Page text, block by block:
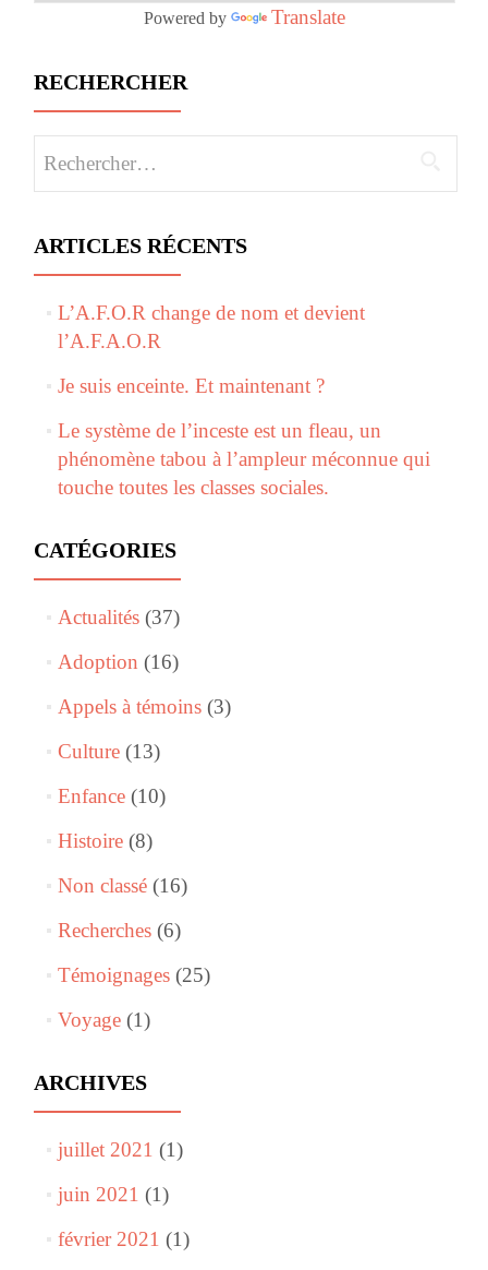
Powered by Translate
RECHERCHER
ARTICLES RÉCENTS
L’A.F.O.R change de nom et devient
l’A.F.A.O.R
Je suis enceinte. Et maintenant ?
Le système de l’inceste est un fleau, un
phénomène tabou à l’ampleur méconnue qui
touche toutes les classes sociales.
CATÉGORIES
Actualités(37)
Adoption (16)
Appels à témoins(3)
Culture(13)
Enfance(10)
Histoire(8)
Non classé(16)
Recherches(6)
Témoignages(25)
Voyage(1)
ARCHIVES
juillet 2021 (1)
juin 2021 (1)
février 2021 (1)